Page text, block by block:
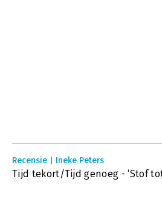
Recensie | Ineke Peters
Tijd tekort/Tijd genoeg - ‘Stof